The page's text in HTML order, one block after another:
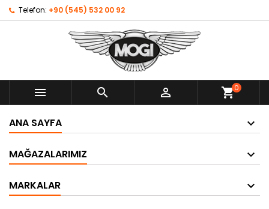
Telefon: +90 (545) 532 00 92
   shopping_cart0
ANA SAYFA
MAĞAZALARIMIZ
MARKALAR